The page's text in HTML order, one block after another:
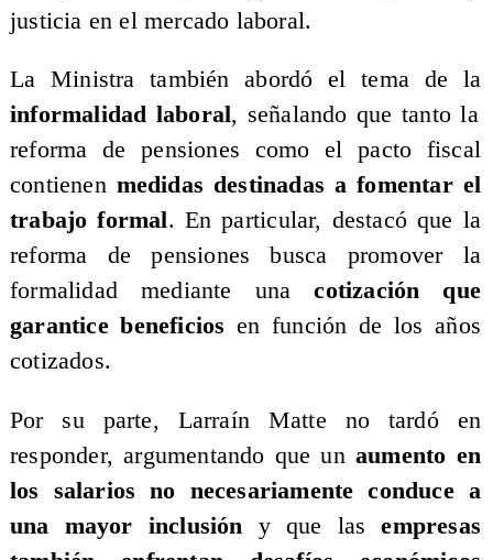
justicia en el mercado laboral.
​La Ministra también abordó el tema de la
informalidad laboral, señalando que tanto la
reforma de pensiones como el pacto fiscal
contienen medidas destinadas a fomentar el
trabajo formal. En particular, destacó que la
reforma de pensiones busca promover la
formalidad mediante unacotización que
garantice beneficios en función de los años
cotizados.
​Por su parte, Larraín Matte no tardó en
responder, argumentando que unaumento en
los salarios no necesariamente conduce a
una mayor inclusión y que lasempresas